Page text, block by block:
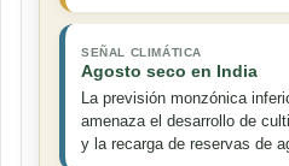
SEÑAL CLIMÁTICA
Agosto seco en India
La previsión monzónica
amenaza el desarrollo de
y la recarga de reservas de